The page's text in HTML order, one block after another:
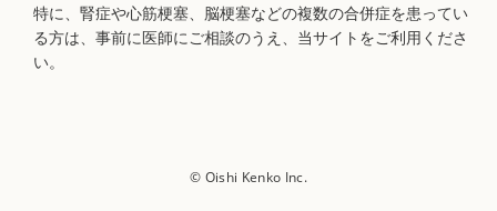
特に、腎症や心筋梗塞、脳梗塞などの複数の合併症を患ってい
る方は、事前に医師にご相談のうえ、当サイトをご利用くださ
い。
© Oishi Kenko Inc.